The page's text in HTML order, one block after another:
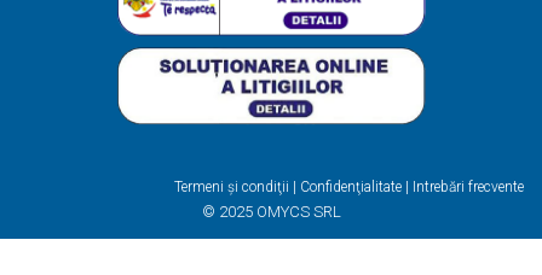
Termeni şi condiţii Confidenţialitate Intrebări frecvente
© 2025 OMYCS SRL